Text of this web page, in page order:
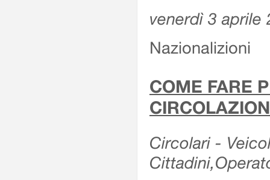
venerdì 3 aprile
Nazionalizioni
COME FARE
Circolari -